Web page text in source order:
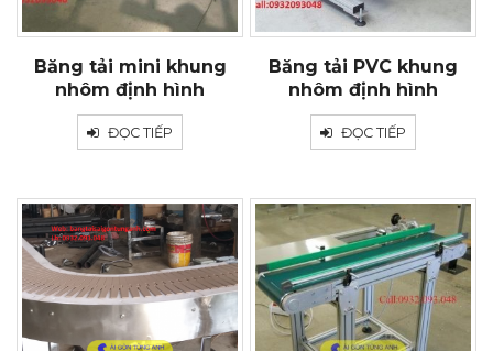
Băng tải mini khung
nhôm định hình
ĐỌC TIẾP
Băng tải PVC khung
nhôm định hình
ĐỌC TIẾP